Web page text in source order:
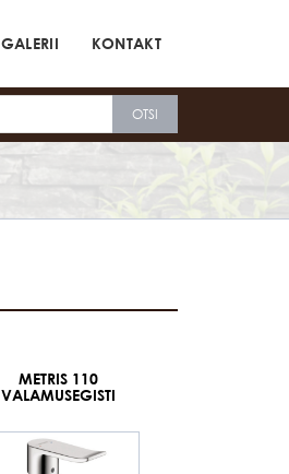
GALERII KONTAKT
METRIS 110
VALAMUSEGISTI